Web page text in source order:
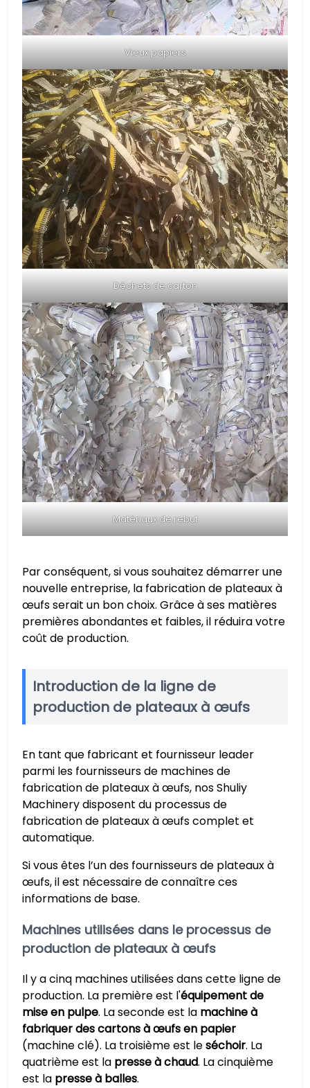
Vieux papiers
Déchets de carton
Matériaux de rebut
Par conséquent, si vous souhaitez démarrer une
nouvelle entreprise, la fabrication de plateaux à
œufs serait un bon choix. Grâce à ses matières
premières abondantes et faibles, il réduira votre
coût de production.
Introduction de la ligne de
production de plateaux à œufs
En tant que fabricant et fournisseur leader
parmi les fournisseurs de machines de
fabrication de plateaux à œufs, nos Shuliy
Machinery disposent du processus de
fabrication de plateaux à œufs complet et
automatique.
Si vous êtes l’un des fournisseurs de plateaux à
œufs, il est nécessaire de connaître ces
informations de base.
Machines utilisées dans le processus de
production de plateaux à œufs
Il y a cinq machines utilisées dans cette ligne de
production. La première est l'équipement de
mise en pulpe. La seconde est la machine à
fabriquer des cartons à œufs en papier
(machine clé). La troisième est leséchoir. La
quatrième est la presse à chaud. La cinquième
est la presse à balles.